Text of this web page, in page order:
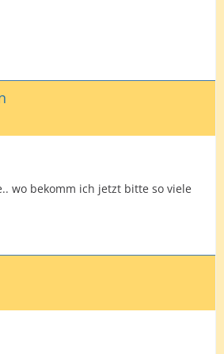
wo bekomm ich jetzt bitte so viele